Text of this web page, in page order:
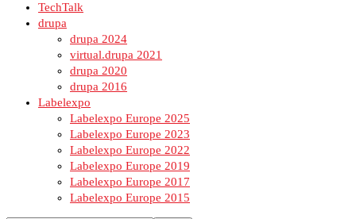
TechTalk
drupa
drupa 2024
virtual.drupa 2021
drupa 2020
drupa 2016
Labelexpo
Labelexpo Europe 2025
Labelexpo Europe 2023
Labelexpo Europe 2022
Labelexpo Europe 2019
Labelexpo Europe 2017
Labelexpo Europe 2015